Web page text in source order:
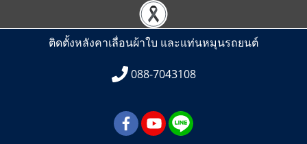
ติดตั้งหลังคาเลื่อนผ้าใบ และแท่นหมุนรถยนต์
088-7043108